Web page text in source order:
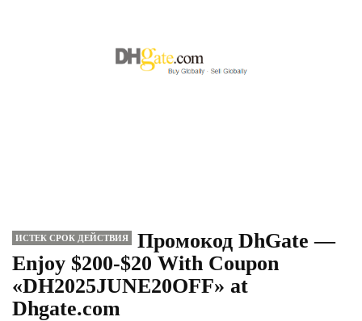
ИСТЕК СРОК ДЕЙСТВИЯ
Промокод DhGate —
Enjoy $200-$20 With Coupon
«DH2025JUNE20OFF» at
Dhgate.com